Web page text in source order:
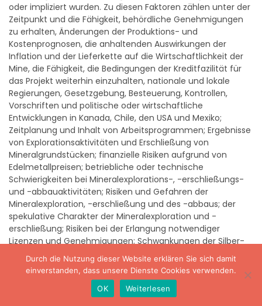
Zeitpunkt und die Fähigkeit, behördliche Genehmigungen
zu erhalten, Änderungen der Produktions- und
Kostenprognosen, die anhaltenden Auswirkungen der
Inflation und der Lieferkette auf die Wirtschaftlichkeit der
Mine, die Fähigkeit, die Bedingungen der Kreditfazilität für
das Projekt weiterhin einzuhalten, nationale und lokale
Regierungen, Gesetzgebung, Besteuerung, Kontrollen,
Vorschriften und politische oder wirtschaftliche
Entwicklungen in Kanada, Chile, den USA und Mexiko;
Zeitplanung und Inhalt von Arbeitsprogrammen; Ergebnisse
von Explorationsaktivitäten und Erschließung von
Mineralgrundstücken; finanzielle Risiken aufgrund von
Edelmetallpreisen; betriebliche oder technische
Schwierigkeiten bei Mineralexplorations-, -erschließungs-
und -abbauaktivitäten; Risiken und Gefahren der
Mineralexploration, -erschließung und des -abbaus; der
spekulative Charakter der Mineralexploration und -
erschließung; Risiken bei der Erlangung notwendiger
Lizenzen und Genehmigungen; Schwankungen der Silber-
und Goldpreise, Schwankungen der Devisenmärkte
(insbesondere des mexikanischen Peso, des chilenischen
Peso, des kanadischen Dollars und des US-Dollars); und
Anfechtungen des Eigentumsrechts an Grundstücken;
sowie jene Faktoren, die im Abschnitt "Risikofaktoren" im
Durch die Nutzung dieser Website erklären Sie sich damit
einverstanden, dass unsere Dienste Cookies verwenden.
OK
Weiterlesen